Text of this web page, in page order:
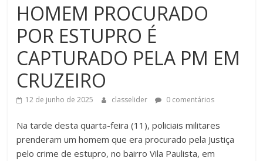
HOMEM PROCURADO
POR ESTUPRO É
CAPTURADO PELA PM EM
CRUZEIRO
12 de junho de 2025 classelider 0 comentários
Na tarde desta quarta-feira (11), policiais militares
prenderam um homem que era procurado pela Justiça
pelo crime de estupro, no bairro Vila Paulista, em